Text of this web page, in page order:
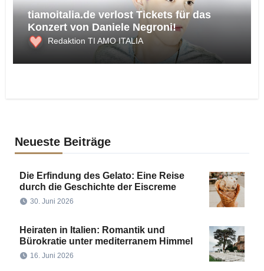
tiamoitalia.de verlost Tickets für das
Konzert von Daniele Negroni!
Redaktion TI AMO ITALIA
Neueste Beiträge
Die Erfindung des Gelato: Eine Reise
durch die Geschichte der Eiscreme
30. Juni 2026
Heiraten in Italien: Romantik und
Bürokratie unter mediterranem Himmel
16. Juni 2026